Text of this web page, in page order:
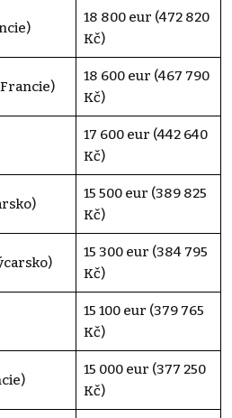
18 800 eur (472 820
Kč)
18 600 eur (467 790
Kč)
17 600 eur (442 640
Kč)
15 500 eur (389 825
Kč)
15 300 eur (384 795
Kč)
15 100 eur (379 765
Kč)
15 000 eur (377 250
Kč)